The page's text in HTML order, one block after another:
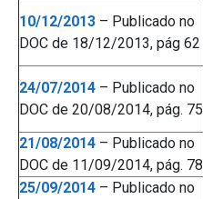
10/12/2013 – Publicado no
DOC de 18/12/2013, pág 62
24/07/2014 – Publicado no
DOC de 20/08/2014, pág. 75
21/08/2014 – Publicado no
DOC de 11/09/2014, pág. 78
25/09/2014 – Publicado no